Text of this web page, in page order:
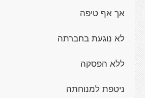
אך אף טיפה
לא נוגעת בחברתה
ללא הפסקה
ניטפת למנוחתה